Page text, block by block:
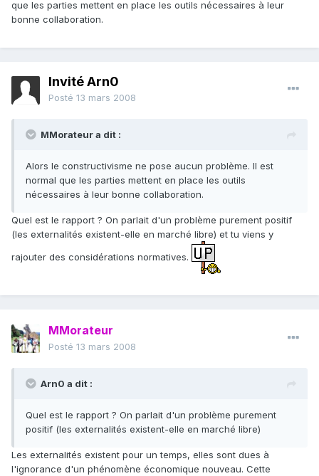
que les parties mettent en place les outils nécessaires à leur
bonne collaboration.
Invité Arn0
Posté 13 mars 2008
MMorateur a dit :
Alors le constructivisme ne pose aucun problème. Il est
normal que les parties mettent en place les outils
nécessaires à leur bonne collaboration.
Quel est le rapport ? On parlait d'un problème purement positif
(les externalités existent-elle en marché libre) et tu viens y
rajouter des considérations normatives.
MMorateur
Posté 13 mars 2008
Arn0 a dit :
Quel est le rapport ? On parlait d'un problème purement
positif (les externalités existent-elle en marché libre)
Les externalités existent pour un temps, elles sont dues à
l'ignorance d'un phénomène économique nouveau. Cette